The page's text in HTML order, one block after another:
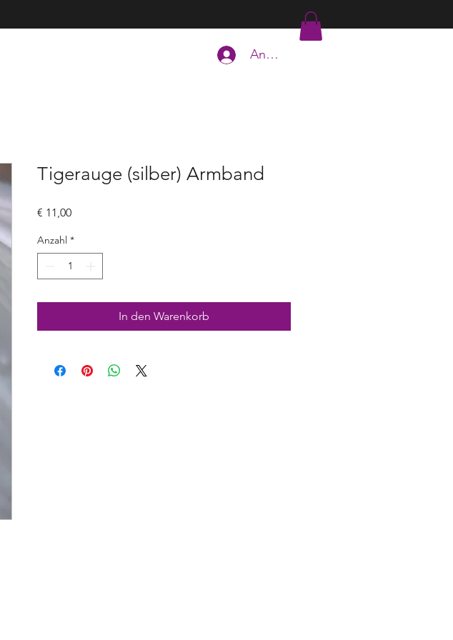
Anmelden
Tigerauge (silber) Armband
€ 11,00Preis
Anzahl *
In den Warenkorb